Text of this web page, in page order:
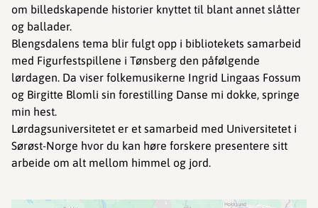
om billedskapende historier knyttet til blant annet slåtter
og ballader.
Blengsdalens tema blir fulgt opp i bibliotekets samarbeid
med Figurfestspillene i Tønsberg den påfølgende
lørdagen. Da viser folkemusikerne Ingrid Lingaas Fossum
og Birgitte Blomli sin forestilling Danse mi dokke, springe
min hest.
Lørdagsuniversitetet er et samarbeid med Universitetet i
Sørøst-Norge hvor du kan høre forskere presentere sitt
arbeide om alt mellom himmel og jord.